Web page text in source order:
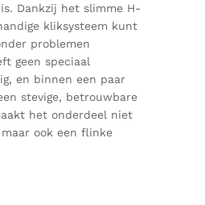
Dankzij het slimme H-
kliksysteem kunt
problemen
geen speciaal
en binnen een paar
stevige, betrouwbare
het onderdeel niet
ook een flinke